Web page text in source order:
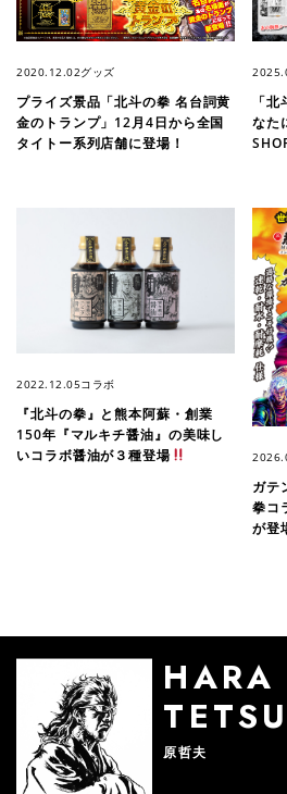
2020.12.02グッズ
プライズ景品「北斗の拳 名台詞黄
金のトランプ」12月4日から全国
タイトー系列店舗に登場！
「
なた
2022.12.05コラボ
『北斗の拳』と熊本阿蘇・創業
150年『マルキチ醤油』の美味し
いコラボ醤油が３種登場
ガテ
拳コ
が登
HARA
原哲夫